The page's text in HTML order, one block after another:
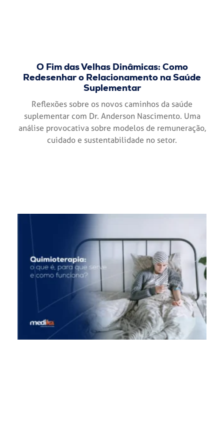
O Fim das Velhas Dinâmicas: Como
Redesenhar o Relacionamento na Saúde
Suplementar
Reflexões sobre os novos caminhos da saúde
suplementar com Dr. Anderson Nascimento. Uma
análise provocativa sobre modelos de remuneração,
cuidado e sustentabilidade no setor.